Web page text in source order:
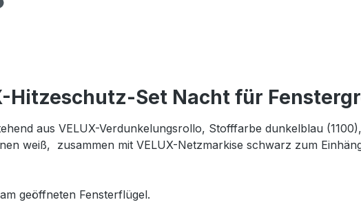
Set Nacht für
aus VELUX-Verdunkelungsrollo, Stofffarbe dunkelblau
weiß, zusammen mit VELUX-Netzmarkise schwarz zum
geöffneten Fensterflügel.